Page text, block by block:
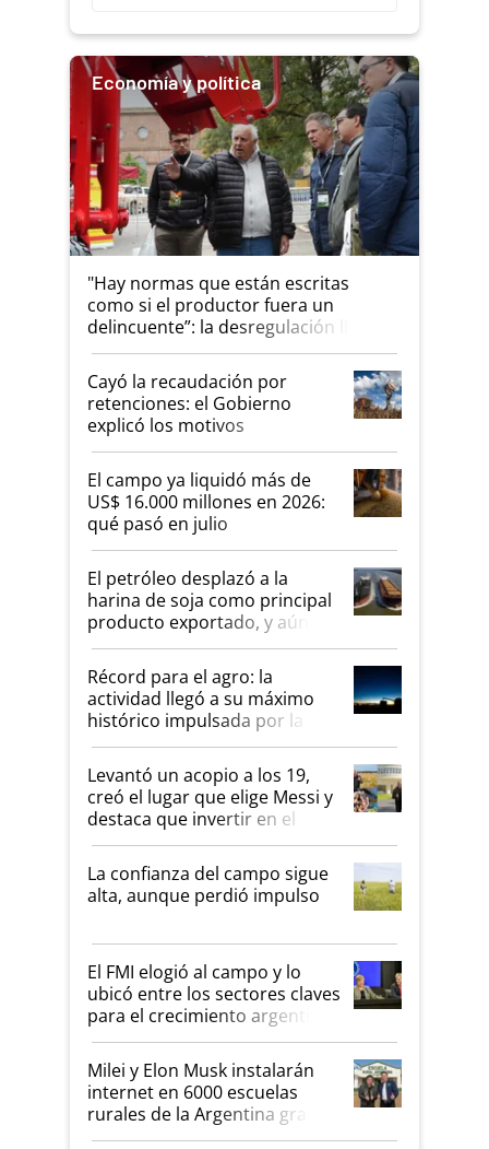
Economía y política
"Hay normas que están escritas
como si el productor fuera un
delincuente”: la desregulación llegó
al Congreso Aapresid y hasta se
habló del financiamiento al IPCVA
Cayó la recaudación por
retenciones: el Gobierno
explicó los motivos
El campo ya liquidó más de
US$ 16.000 millones en 2026:
qué pasó en julio
El petróleo desplazó a la
harina de soja como principal
producto exportado, y aún así
el agro aportó casi seis de
cada diez dólares y sostuvo el
liderazgo en un semestre
récord
Récord para el agro: la
actividad llegó a su máximo
histórico impulsada por la
cosecha y las exportaciones
Levantó un acopio a los 19,
creó el lugar que elige Messi y
destaca que invertir en el
kirchnerismo era como "darle
plata a un hijo para droga":
Juan Félix Rossetti, el libertario
que de una dura crisis salió
cambio de Milei
La confianza del campo sigue
alta, aunque perdió impulso
El FMI elogió al campo y lo
ubicó entre los sectores claves
para el crecimiento argentino
Milei y Elon Musk instalarán
internet en 6000 escuelas
rurales de la Argentina gracias
a un acuerdo con Starlink